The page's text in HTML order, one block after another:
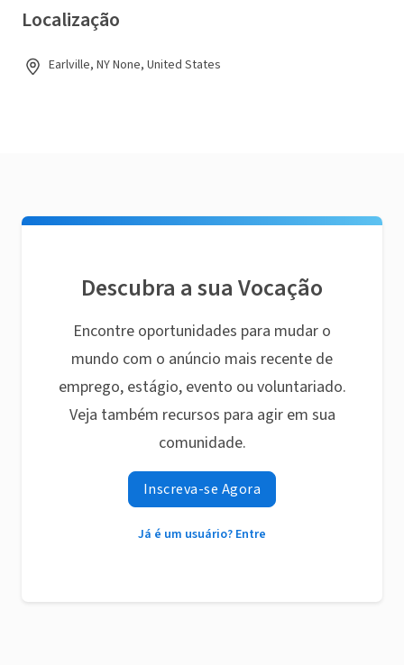
Localização
Earlville, NY None, United States
Descubra a sua Vocação
Encontre oportunidades para mudar o
mundo com o anúncio mais recente de
emprego, estágio, evento ou voluntariado.
Veja também recursos para agir em sua
comunidade.
Inscreva-se Agora
Já é um usuário? Entre